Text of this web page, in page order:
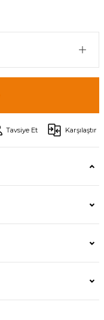
Tavsiye Et Karşılaştır